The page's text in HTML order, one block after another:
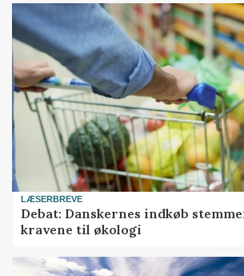
LÆSERBREVE
Debat: Danskernes indkøb
kravene til økologi